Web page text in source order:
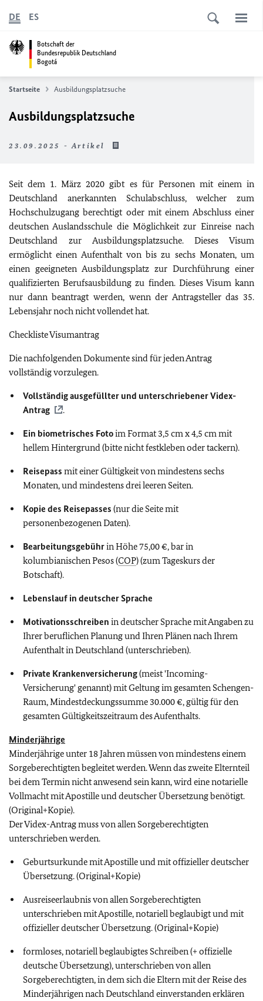
Botschaft der
Bundesrepublik Deutschland
Bogotá
DE ES
Startseite Ausbildungsplatzsuche
Ausbildungsplatzsuche
23.09.2025 - Artikel
Seit dem 1. März 2020 gibt es für Personen mit einem in
Deutschland anerkannten Schulabschluss, welcher zum
Hochschulzugang berechtigt oder mit einem Abschluss einer
deutschen Auslandsschule die Möglichkeit zur Einreise nach
Deutschland zur Ausbildungsplatzsuche. Dieses Visum
ermöglicht einen Aufenthalt von bis zu sechs Monaten, um
einen geeigneten Ausbildungsplatz zur Durchführung einer
qualifizierten Berufsausbildung zu finden. Dieses Visum kann
nur dann beantragt werden, wenn der Antragsteller das 35.
Lebensjahr noch nicht vollendet hat.
Checkliste Visumantrag
Die nachfolgenden Dokumente sind für jeden Antrag
vollständig vorzulegen.
Vollständig ausgefüllter und unterschriebener Videx-
Antrag
.
Ein biometrisches Fotoim Format 3,5 cm x 4,5 cm mit
hellem Hintergrund (bitte nicht festkleben oder tackern).
Reisepass mit einer Gültigkeit von mindestens sechs
Monaten, und mindestens drei leeren Seiten.
Kopie des Reisepasses (nur die Seite mit
personenbezogenen Daten).
Bearbeitungsgebührin Höhe 75,00 €, bar in
kolumbianischen Pesos (COP) (zum Tageskurs der
Botschaft).
Lebenslauf in deutscher Sprache
Motivationsschreiben in deutscher Sprache mit Angaben zu
Ihrer beruflichen Planung und Ihren Plänen nach Ihrem
Aufenthalt in Deutschland (unterschrieben).
Private Krankenversicherung(meist 'Incoming-
Versicherung' genannt) mit Geltung im gesamten Schengen-
Raum, Mindestdeckungssumme 30.000 €, gültig für den
gesamten Gültigkeitszeitraum des Aufenthalts.
Minderjährige
Minderjährige unter 18 Jahren müssen von mindestens einem
Sorgeberechtigten begleitet werden. Wenn das zweite Elternteil
bei dem Termin nicht anwesend sein kann, wird eine notarielle
Vollmacht mit Apostille und deutscher Übersetzung benötigt.
(Original+Kopie).
Der Videx-Antrag muss von allen Sorgeberechtigten
unterschrieben werden.
Geburtsurkunde mit Apostille und mit offizieller deutscher
Übersetzung. (Original+Kopie)
Ausreiseerlaubnis von allen Sorgeberechtigten
unterschrieben mit Apostille, notariell beglaubigt und mit
offizieller deutscher Übersetzung. (Original+Kopie)
formloses, notariell beglaubigtes Schreiben (+ offizielle
deutsche Übersetzung), unterschrieben von allen
Sorgeberechtigten, in dem sich die Eltern mit der Reise des
Minderjährigen nach Deutschland einverstanden erklären